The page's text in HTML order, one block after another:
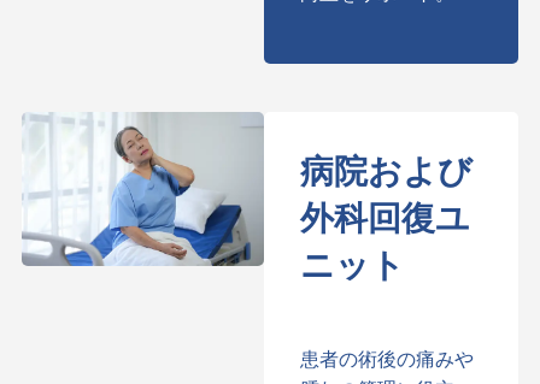
病院および
外科回復ユ
ニット
患者の術後の痛みや